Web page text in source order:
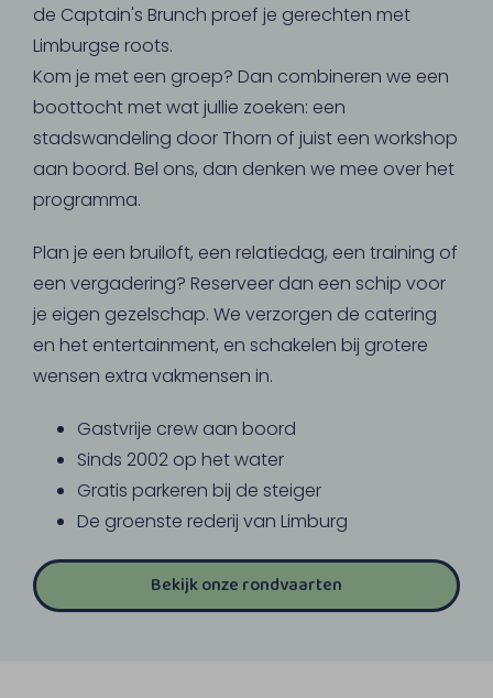
de Captain's Brunch proef je gerechten met
Limburgse roots.
Kom je met een groep? Dan combineren we een
boottocht met wat jullie zoeken: een
stadswandeling door Thorn of juist een workshop
aan boord. Bel ons, dan denken we mee over het
programma.
Plan je een bruiloft, een relatiedag, een training of
een vergadering? Reserveer dan een schip voor
je eigen gezelschap. We verzorgen de catering
en het entertainment, en schakelen bij grotere
wensen extra vakmensen in.
Gastvrije crew aan boord
Sinds 2002 op het water
Gratis parkeren bij de steiger
De groenste rederij van Limburg
Bekijk onze rondvaarten